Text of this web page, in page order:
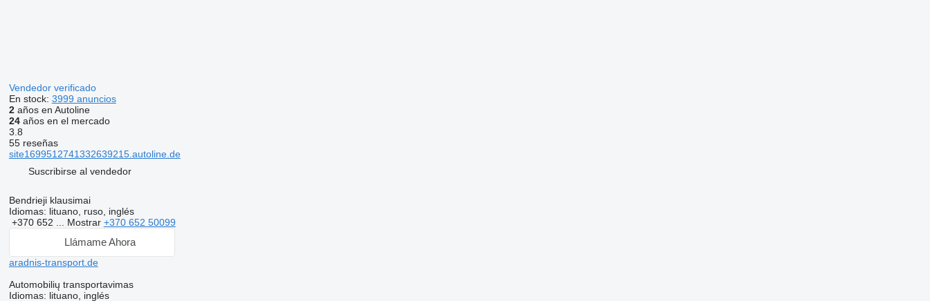
Vendedor verificado
En stock: 3999 anuncios
2años en Autoline
24años en el mercado
3.8
55 reseñas
site1699512741332639215.autoline.de
Suscribirse al vendedor
Bendrieji klausimai
Idiomas: lituano, ruso, inglés
+370 652 ... Mostrar +370 652 50099
Llámame Ahora
aradnis-transport.de
Automobilių transportavimas
Idiomas: lituano, inglés